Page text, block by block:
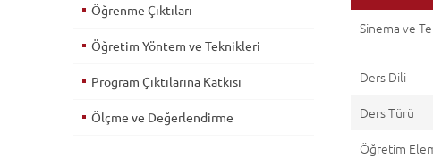
Sinema ve
Ders Dili
Ders Türü
Öğretim
Öğrenme Çıktıları
Öğretim Yöntem ve Teknikleri
Program Çıktılarına Katkısı
Ölçme ve Değerlendirme